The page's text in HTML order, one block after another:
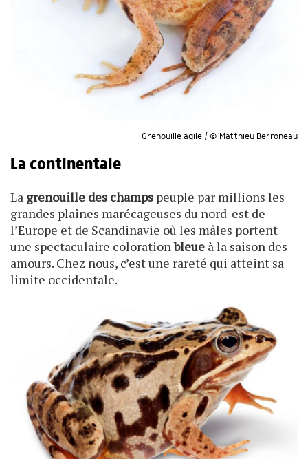
Grenouille agile / © Matthieu Berroneau
La continentale
La grenouille des champs peuple par millions les
grandes plaines marécageuses du nord-est de
l’Europe et de Scandinavie où les mâles portent
une spectaculaire colorationbleue à la saison des
amours. Chez nous, c’est une rareté qui atteint sa
limite occidentale.